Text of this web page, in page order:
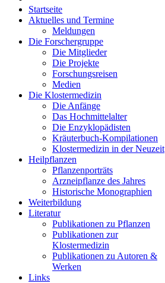
Startseite
Aktuelles und Termine
Meldungen
Die Forschergruppe
Die Mitglieder
Die Projekte
Forschungsreisen
Medien
Die Klostermedizin
Die Anfänge
Das Hochmittelalter
Die Enzyklopädisten
Kräuterbuch-Kompilationen
Klostermedizin in der Neuzeit
Heilpflanzen
Pflanzenporträts
Arzneipflanze des Jahres
Historische Monographien
Weiterbildung
Literatur
Publikationen zu Pflanzen
Publikationen zur
Klostermedizin
Publikationen zu Autoren &
Werken
Links